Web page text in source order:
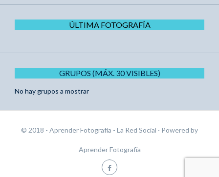
ÚLTIMA FOTOGRAFÍA
GRUPOS (MÁX. 30 VISIBLES)
No hay grupos a mostrar
© 2018 - Aprender Fotografía - La Red Social · Powered by
Aprender Fotografía